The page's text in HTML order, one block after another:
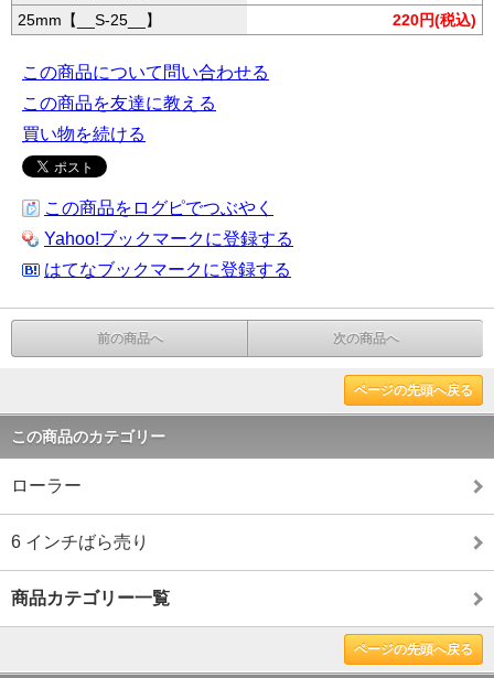
25mm【__S-25__】
220円(税込)
この商品について問い合わせる
この商品を友達に教える
買い物を続ける
この商品をログピでつぶやく
Yahoo!ブックマークに登録する
はてなブックマークに登録する
前の商品へ 次の商品へ
ページの先頭へ戻る
この商品のカテゴリー
ローラー
6 インチばら売り
商品カテゴリー一覧
ページの先頭へ戻る